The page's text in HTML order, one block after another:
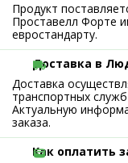
Продукт
Проставелл Форте
евростандарту.
Доставка в
Доставка
транспортных
Актуальную
заказа.
Как оплатить